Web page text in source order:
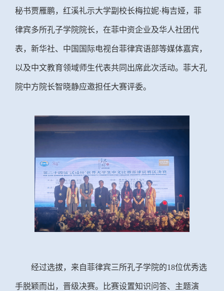
秘书贾雁鹏，红溪礼示大学副校长梅拉妮·梅吉娅，菲
律宾多所孔子学院院长，在菲中资企业及华人社团代
表，新华社、中国国际电视台菲律宾语部等媒体嘉宾，
以及中文教育领域师生代表共同出席此次活动。菲大孔
院中方院长智晓静应邀担任大赛评委。
经过选拔，来自菲律宾三所孔子学院的18位优秀选
手脱颖而出，晋级决赛。比赛设置知识问答、主题演